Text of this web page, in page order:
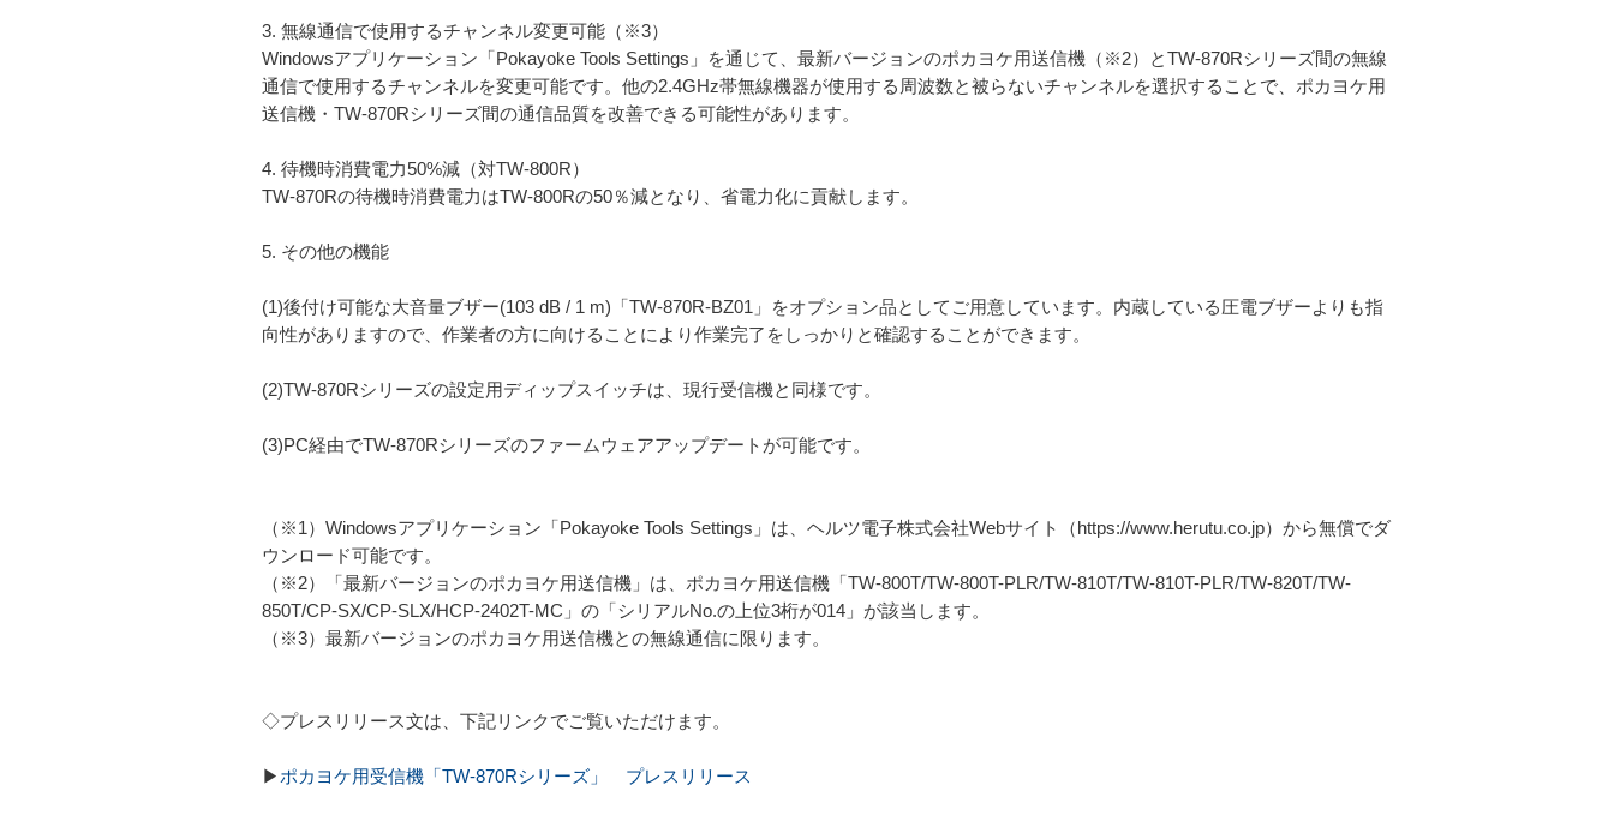
3. 無線通信で使用するチャンネル変更可能（※3）
Windowsアプリケーション「Pokayoke Tools Settings」を通じて、最新バージョンのポカヨケ用送信機（※2）とTW-870Rシリーズ間の無線
通信で使用するチャンネルを変更可能です。他の2.4GHz帯無線機器が使用する周波数と被らないチャンネルを選択することで、ポカヨケ用
送信機・TW-870Rシリーズ間の通信品質を改善できる可能性があります。
4. 待機時消費電力50%減（対TW-800R）
TW-870Rの待機時消費電力はTW-800Rの50％減となり、省電力化に貢献します。
5. その他の機能
(1)後付け可能な大音量ブザー(103 dB / 1 m)「TW-870R-BZ01」をオプション品としてご用意しています。内蔵している圧電ブザーよりも指
向性がありますので、作業者の方に向けることにより作業完了をしっかりと確認することができます。
(2)TW-870Rシリーズの設定用ディップスイッチは、現行受信機と同様です。
(3)PC経由でTW-870Rシリーズのファームウェアアップデートが可能です。
（※1）Windowsアプリケーション「Pokayoke Tools Settings」は、ヘルツ電子株式会社Webサイト（https://www.herutu.co.jp）から無償でダ
ウンロード可能です。
（※2）「最新バージョンのポカヨケ用送信機」は、ポカヨケ用送信機「TW-800T/TW-800T-PLR/TW-810T/TW-810T-PLR/TW-820T/TW-
850T/CP-SX/CP-SLX/HCP-2402T-MC」の「シリアルNo.の上位3桁が014」が該当します。
（※3）最新バージョンのポカヨケ用送信機との無線通信に限ります。
◇プレスリリース文は、下記リンクでご覧いただけます。
▶ ポカヨケ用受信機「TW-870Rシリーズ」 プレスリリース